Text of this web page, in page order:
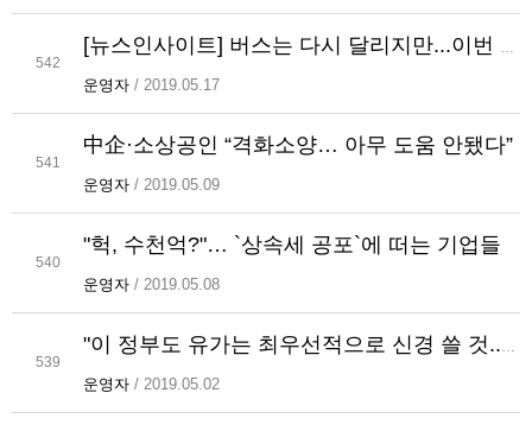
542
[뉴스인사이트] 버스는 다시 달리지만...이번 파업이 남긴 과제는 ?
운영자 / 2019.05.17
541
中企·소상공인 “격화소양… 아무 도움 안됐다”
운영자 / 2019.05.09
540
"헉, 수천억?"… `상속세 공포`에 떠는 기업들
운영자 / 2019.05.08
539
"이 정부도 유가는 최우선적으로 신경 쓸 것...정부 생각 바꾸기 전엔 경제 살아나기 힘들어"
운영자 / 2019.05.02